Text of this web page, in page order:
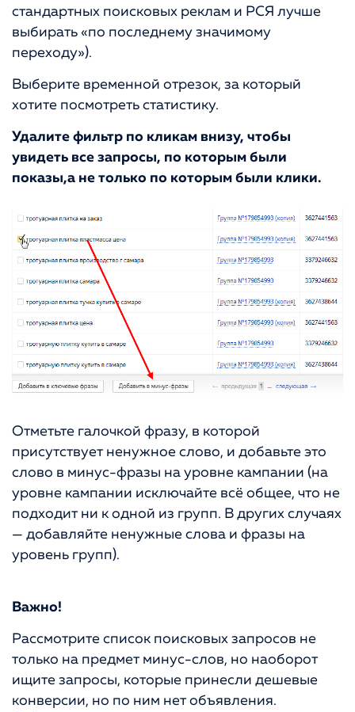
стандартных поисковых реклам и РСЯ лучше
выбирать «по последнему значимому
переходу»).
Выберите временной отрезок, за который
хотите посмотреть статистику.
Удалите фильтр по кликам внизу, чтобы
увидеть все запросы, по которым были
показы,а не только по которым были клики.
Отметьте галочкой фразу, в которой
присутствует ненужное слово, и добавьте это
слово в минус-фразы на уровне кампании (на
уровне кампании исключайте всё общее, что не
подходит ни к одной из групп. В других случаях
— добавляйте ненужные слова и фразы на
уровень групп).
Важно!
Рассмотрите список поисковых запросов не
только на предмет минус-слов, но наоборот
ищите запросы, которые принесли дешевые
конверсии, но по ним нет объявления.